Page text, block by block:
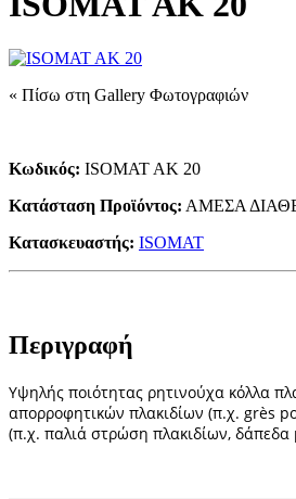
« Πίσω στη Gallery Φωτογραφιών
Κωδικός: ISOMAT AK 20
Κατάσταση Προϊόντος: ΑΜΕΣΑ
Κατασκευαστής: ISOMAT
Περιγραφή
Υψηλής ποιότητας ρητινούχα κόλλα
απορροφητικών πλακιδίων (π.χ. grès
(π.χ. παλιά στρώση πλακιδίων, δάπεδα